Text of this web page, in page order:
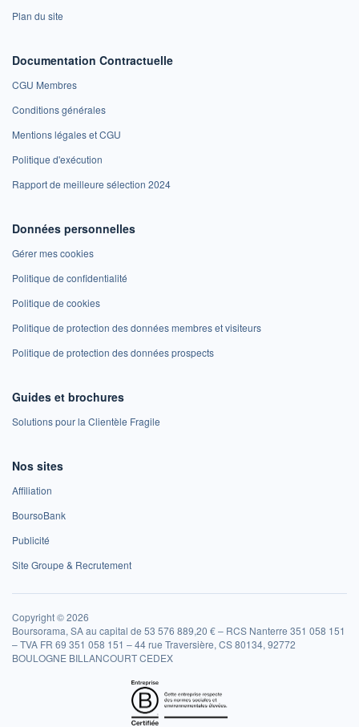
Plan du site
Documentation Contractuelle
CGU Membres
Conditions générales
Mentions légales et CGU
Politique d'exécution
Rapport de meilleure sélection 2024
Données personnelles
Gérer mes cookies
Politique de confidentialité
Politique de cookies
Politique de protection des données membres et visiteurs
Politique de protection des données prospects
Guides et brochures
Solutions pour la Clientèle Fragile
Nos sites
Affiliation
BoursoBank
Publicité
Site Groupe & Recrutement
Copyright © 2026
Boursorama, SA au capital de 53 576 889,20 € – RCS Nanterre 351 058 151
– TVA FR 69 351 058 151 – 44 rue Traversière, CS 80134, 92772
BOULOGNE BILLANCOURT CEDEX